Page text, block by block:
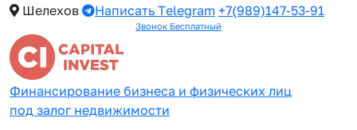
Шелехов
Написать Telegram +7(989)147-53-91
Звонок Бесплатный
Финансирование бизнеса и физических лиц
под залог недвижимости